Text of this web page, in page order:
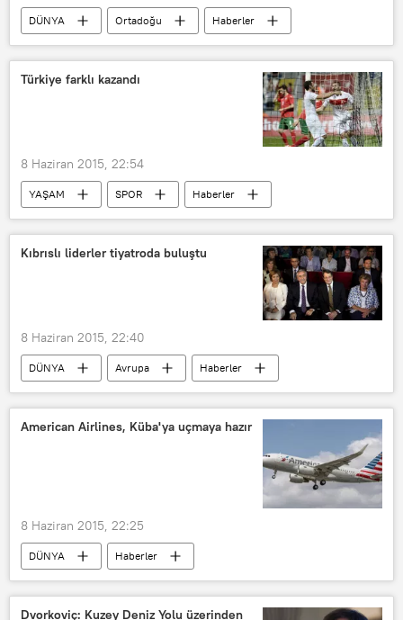
DÜNYA Ortadoğu
Haberler
ABD
Filistin İsrail
Türkiye farklı kazandı
8 Haziran 2015, 22:54
YAŞAM SPOR
Haberler
Türkiye A Milli Futbol Takımı
Kıbrıslı liderler tiyatroda buluştu
8 Haziran 2015, 22:40
DÜNYA Avrupa
Haberler
Limasol
Nikos Anastasiadis
Mustafa Akıncı
American Airlines, Küba'ya uçmaya hazır
8 Haziran 2015, 22:25
DÜNYA
Haberler
ABD-Küba İlişkileri
ABD
Dvorkoviç: Kuzey Deniz Yolu üzerinden